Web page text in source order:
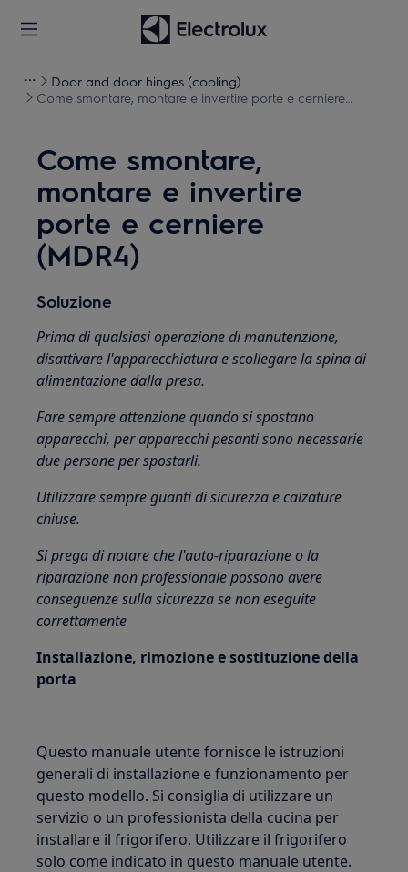
Door and door hinges (cooling)
Come smontare, montare e invertire porte e cerniere
Come smontare,
montare e invertire
porte e cerniere
(MDR4)
Soluzione
Prima di qualsiasi operazione di manutenzione,
disattivare l'apparecchiatura e scollegare la spina di
alimentazione dallapresa.
Fare sempre attenzione quando si spostano
apparecchi, per apparecchi pesanti sono necessarie
due persone per spostarli.
Utilizzare sempre guanti di sicurezza e calzature
chiuse.
Si prega di notare che l'auto-riparazione o la
riparazione non professionale possono avere
conseguenze sulla sicurezza se non eseguite
correttamente
Installazione, rimozione e sostituzione della
porta
Questo manuale utente fornisce le istruzioni
generali di installazione e funzionamento per
questo modello. Si consiglia di utilizzare un
servizio o un professionista della cucina per
installare il frigorifero. Utilizzare il frigorifero
solo come indicato in questo manuale utente.